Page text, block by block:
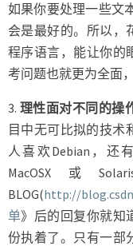
如果你要处理一些文
会是最好的。所以，
程序语言，能让你的
考问题也就更为全面
3. 理性面对不同的操
目中无可比拟的技术
人喜欢Debian，还
MacOSX或
BLOG(http://
单》后的回复你就知
份执着了。只有一部